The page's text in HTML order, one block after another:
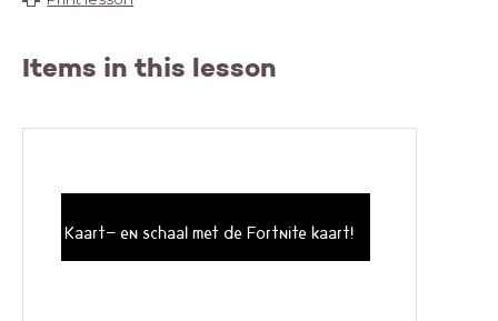
Items in this lesson
Kaart- en schaal met de Fortnite kaart!